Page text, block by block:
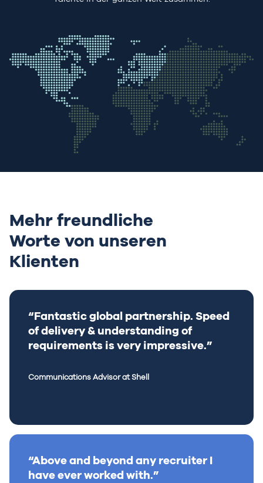
Mehr freundliche
Worte von unseren
Klienten
“Fantastic global partnership. Speed
of delivery & understanding of
requirements is very impressive.”
Communications Advisor at Shell
“Above and beyond any recruiter I
have ever worked with.”